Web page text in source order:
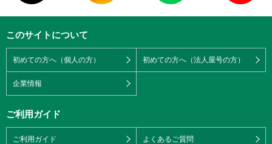
このサイトについて
初めての方へ（個人の方） 初めての方へ（法人屋号の方）
企業情報
ご利用ガイド
ご利用ガイド よくあるご質問